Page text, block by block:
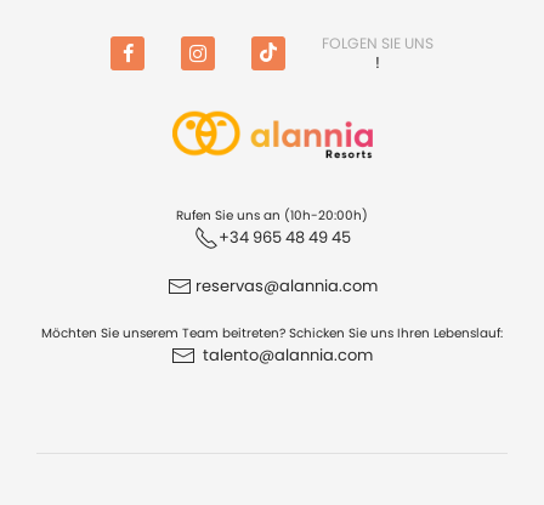
FOLGEN SIE UNS
!
Rufen Sie uns an (10h-20:00h)
+34 965 48 49 45
reservas@alannia.com
Möchten Sie unserem Team beitreten? Schicken Sie uns Ihren Lebenslauf:
talento@alannia.com